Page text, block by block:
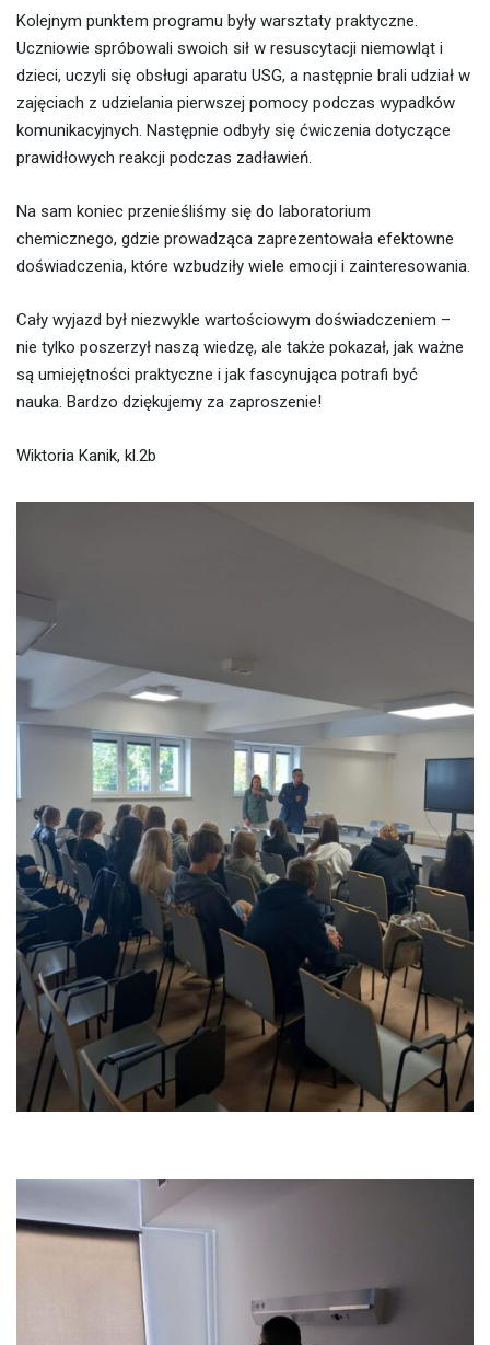
Kolejnym punktem programu były warsztaty praktyczne.
Uczniowie spróbowali swoich sił w resuscytacji niemowląt i
dzieci, uczyli się obsługi aparatu USG, a następnie brali udział w
zajęciach z udzielania pierwszej pomocy podczas wypadków
komunikacyjnych. Następnie odbyły się ćwiczenia dotyczące
prawidłowych reakcji podczas zadławień.
Na sam koniec przenieśliśmy się do laboratorium
chemicznego, gdzie prowadząca zaprezentowała efektowne
doświadczenia, które wzbudziły wiele emocji i zainteresowania.
Cały wyjazd był niezwykle wartościowym doświadczeniem –
nie tylko poszerzył naszą wiedzę, ale także pokazał, jak ważne
są umiejętności praktyczne i jak fascynująca potrafi być
nauka. Bardzo dziękujemy za zaproszenie!
Wiktoria Kanik, kl.2b